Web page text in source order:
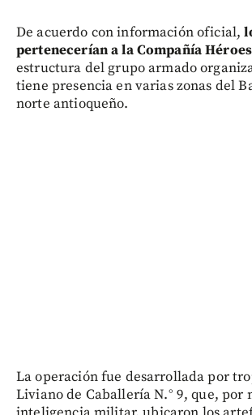
De acuerdo con información oficial,
pertenecerían a la Compañía
estructura del grupo armado
tiene presencia en varias zonas del
norte antioqueño.
La operación fue desarrollada por
Liviano de Caballería N.° 9, que, por